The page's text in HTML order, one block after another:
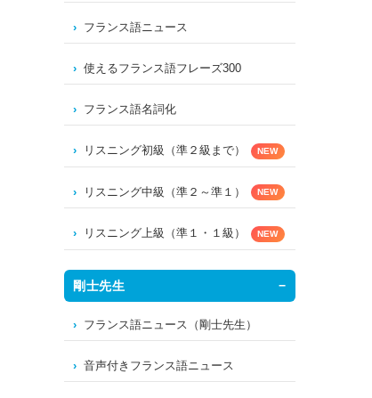
フランス語ニュース
使えるフランス語フレーズ300
フランス語名詞化
リスニング初級（準２級まで） NEW
リスニング中級（準２～準１） NEW
リスニング上級（準１・１級） NEW
剛士先生
フランス語ニュース（剛士先生）
音声付きフランス語ニュース